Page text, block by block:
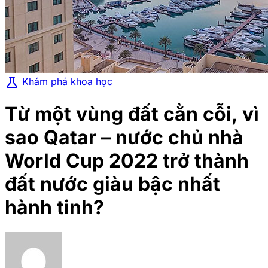
science Khám phá khoa học
Từ một vùng đất cằn cỗi, vì
sao Qatar – nước chủ nhà
World Cup 2022 trở thành
đất nước giàu bậc nhất
hành tinh?